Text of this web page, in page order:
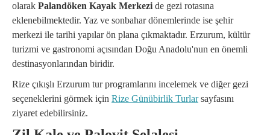
olarak Palandöken Kayak Merkezi de gezi rotasına
eklenebilmektedir. Yaz ve sonbahar dönemlerinde ise şehir
merkezi ile tarihi yapılar ön plana çıkmaktadır. Erzurum, kültür
turizmi ve gastronomi açısından Doğu Anadolu'nun en önemli
destinasyonlarından biridir.
Rize çıkışlı Erzurum tur programlarını incelemek ve diğer gezi
seçeneklerini görmek için Rize Günübirlik Turlarsayfasını
ziyaret edebilirsiniz.